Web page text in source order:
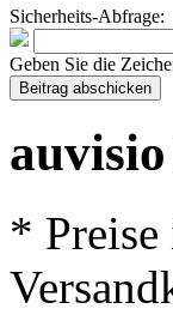
Sicherheits-Abfrage:
Geben Sie die
*